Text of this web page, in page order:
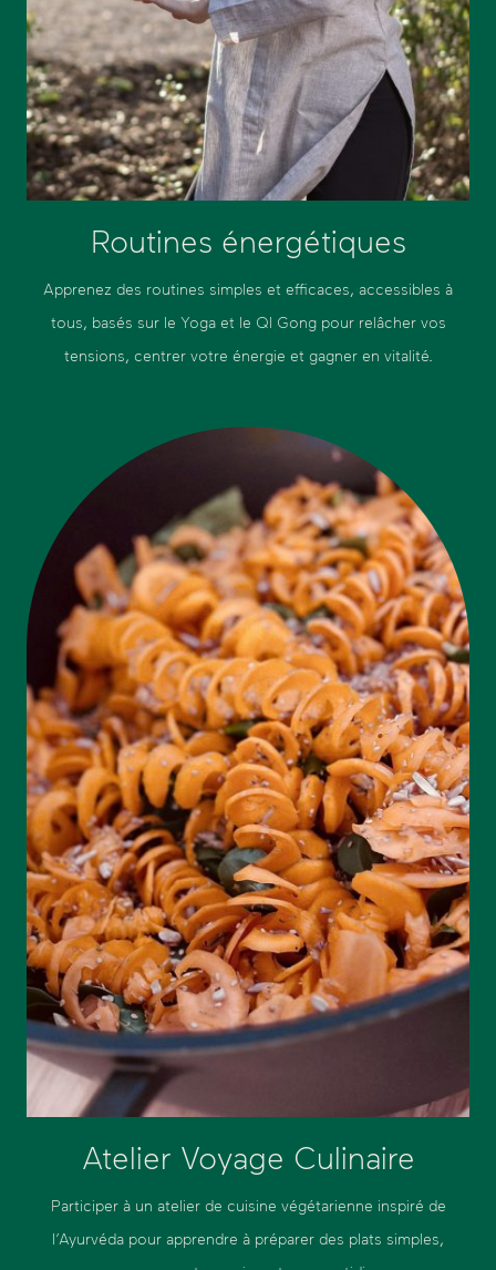
Routines énergétiques
Apprenez des routines simples et efficaces, accessibles à
tous, basés sur le Yoga et le QI Gong pour relâcher vos
tensions, centrer votre énergie et gagner en vitalité.
Atelier Voyage Culinaire
Participer à un atelier de cuisine végétarienne inspiré de
l’Ayurvéda pour apprendre à préparer des plats simples,